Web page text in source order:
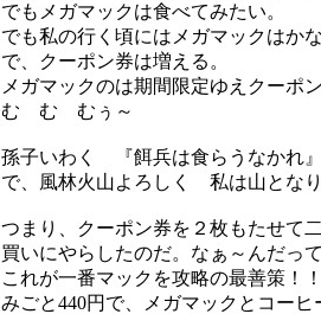
でもメガマックは食べてみたい。
でも私の行く頃にはメガマックはか
で、クーポン券は増える。
メガマックのは期間限定ゆえクーポ
む む むぅ～
孫子いわく 『餌兵は食らうなかれ
で、風林火山よろしく 私は山とな
つまり、クーポン券を２枚もたせて
買いにやらしたのだ。なぁ～んだっ
これが一番マックを攻略の最善策！
みごと440円で、メガマックとコー